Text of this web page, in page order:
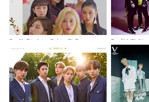
Profil, Biodata, Fakta CLC Profil NPI